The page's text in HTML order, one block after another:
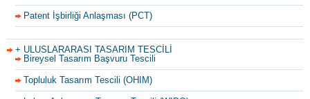
Patent İşbirliği Anlaşması (PCT)
+ ULUSLARARASI TASARIM TESCİLİ
Bireysel Tasarım Başvuru Tescili
Topluluk Tasarım Tescili (OHIM)